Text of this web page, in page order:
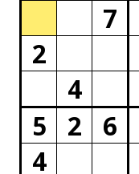
7
2
4
5
2
6
4